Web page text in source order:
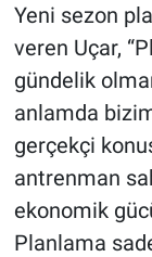
Yeni sezon
veren Uçar,
gündelik
anlamda
gerçekçi
antrenman
ekonomik
Planlama